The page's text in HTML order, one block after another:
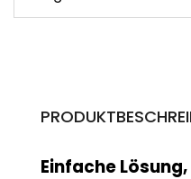
Einfache